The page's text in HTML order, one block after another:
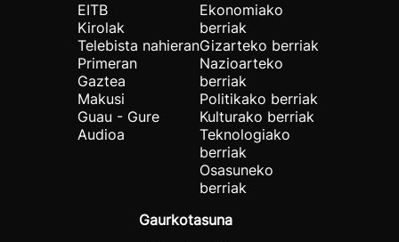
EITB
Kirolak
Telebista nahieran
Primeran
Gaztea
Makusi
Guau - Gure
Audioa
Ekonomiako
berriak
Gizarteko berriak
Nazioarteko
berriak
Politikako berriak
Kulturako berriak
Teknologiako
berriak
Osasuneko
berriak
Gaurkotasuna